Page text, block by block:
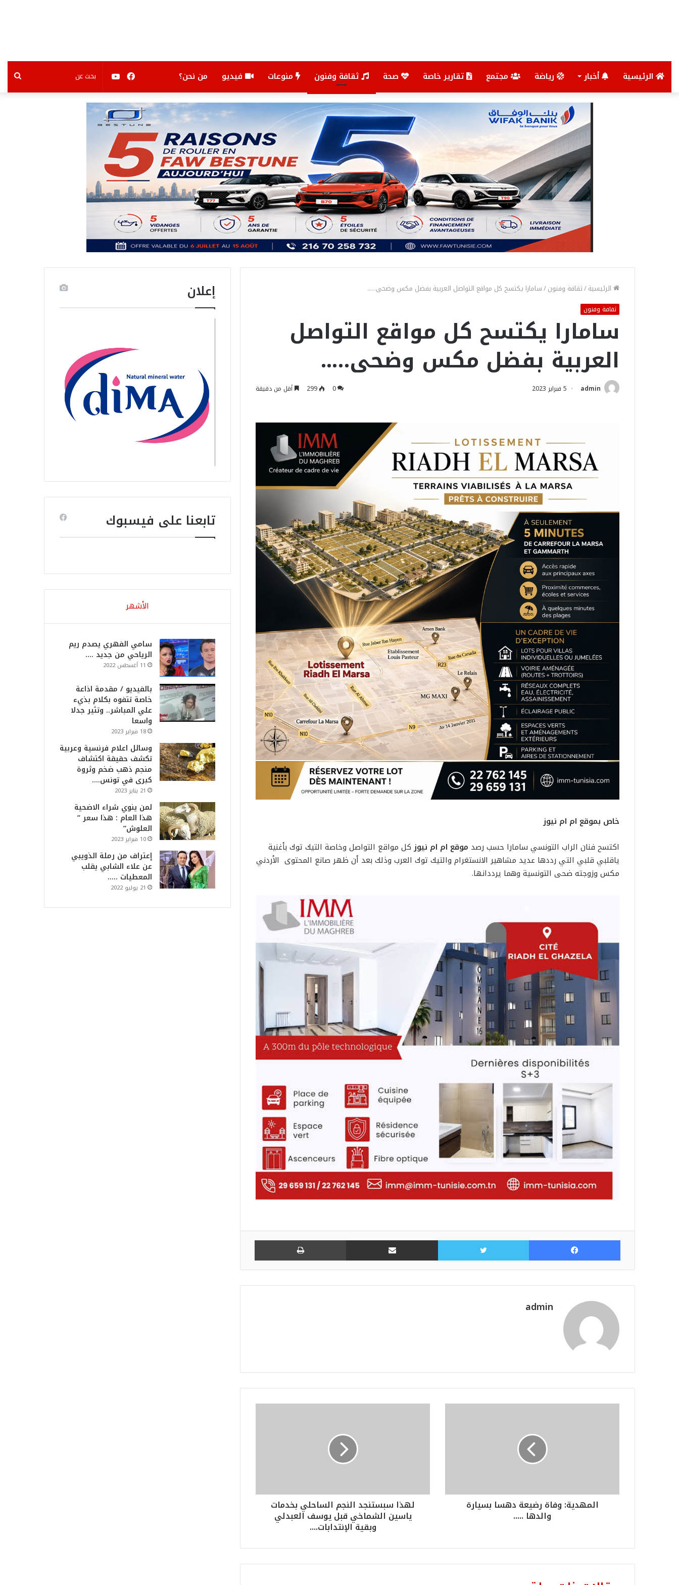
الرئيسية أخبار رياضة مجتمع تقارير خاصة صحة ثقافة وفنون منوعات فيديو من نحن؟ بحث يوتيوبفيسبوك
الرئيسية/ثقافة وفنون/سامارا يكتسح كل مواقع التواصل العربية بفضل مكس وضحى…..
ثقافة وفنون
سامارا يكتسح كل مواقع التواصل
العربية بفضل مكس وضحى…..
admin 5 فبراير 2023 0
299 أقل من دقيقة
خاص بموقع ام ام نيوز
اكتسح فنان الراب التونسي سامارا حسب رصد موقع ام ام نيوز كل مواقع التواصل وخاصة التيك توك بأغنية
ياقلبي قلبي التي رددها عديد مشاهير الانستغرام والتيك توك العرب وذلك بعد أن ظهر صانع المحتوى الأردني
مكس وزوجته ضحى التونسية وهما يرددانها.
فيسبوك تويتر مشاركة عبر البريد طباعة
admin
المهدية: وفاة رضيعة دهسا بسيارة
والدها .....
لهذا سبستنجد النجم الساحلي بخدمات
ياسين الشماخي قبل يوسف العبدلي
وبقية الإنتدابات....
إعلان
تابعنا على فيسبوك
الأشهر
سامي الفهري يصدم ريم
الرياحي من جديد ….
11 أغسطس 2022
بالفيديو / مقدمة اذاعة
خاصة تتفوه بكلام بذيء
علي المباشر.. وتثير جدلا
واسعا
18 فبراير 2023
وسائل اعلام فرنسية وعربية
تكشف حقيقة اكتشاف
منجم ذهب ضخم وثروة
كبرى في تونس….
21 يناير 2023
لمن ينوي شراء الاضحية
هذا العام : هذا سعر ”
العلوش”
10 فبراير 2023
إعتراف من رملة الذويبي
عن علاء الشابي يقلب
المعطيات …..
21 يوليو 2022